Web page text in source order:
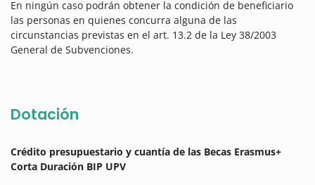
En ningún caso podrán obtener la condición de beneficiario
las personas en quienes concurra alguna de las
circunstancias previstas en el art. 13.2 de la Ley 38/2003
General de Subvenciones.
Dotación
Crédito presupuestario y cuantía de las Becas Erasmus+
Corta Duración BIP UPV